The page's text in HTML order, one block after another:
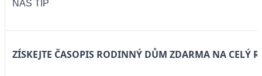
NÁŠ TIP
ZÍSKEJTE ČASOPIS RODINNÝ DŮM ZDARMA NA CELÝ